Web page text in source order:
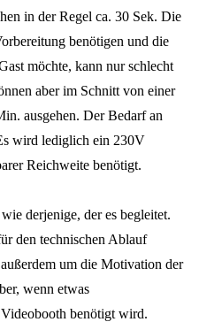
in der Regel ca. 30 Sek. Die
benötigen und die
möchte, kann nur schlecht
aber im Schnitt von einer
ausgehen. Der Bedarf an
wird lediglich ein 230V
Reichweite benötigt.
derjenige, der es begleitet.
den technischen Ablauf
um die Motivation der
wenn etwas
benötigt wird.